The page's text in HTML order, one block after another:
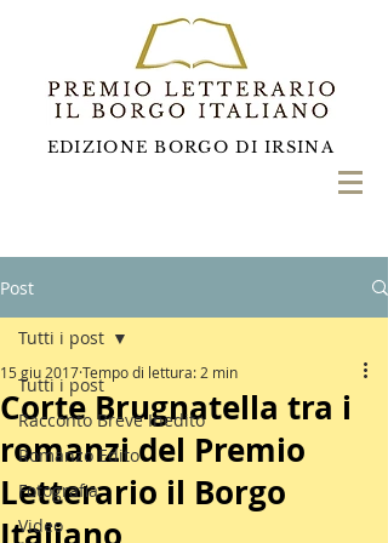
EDIZIONE BORGO DI IRSINA
Post
Tutti i post
Racconto Breve Inedito
Romanzo Edito
Fotografia
Video
Tutti i post
Corte Brugnatella tra i
romanzi del Premio
Letterario il Borgo
15 giu 2017Tempo di lettura: 2 min